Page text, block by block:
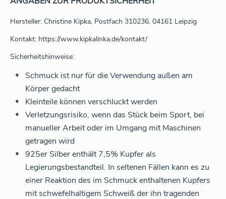
Hersteller: Christine Kipka, Postfach 310236, 04161 Leipzig
Kontakt: https://www.kipkalinka.de/kontakt/
Sicherheitshinweise:
Schmuck ist nur für die Verwendung außen am
Körper gedacht
Kleinteile können verschluckt werden
Verletzungsrisiko, wenn das Stück beim Sport, bei
manueller Arbeit oder im Umgang mit Maschinen
getragen wird
925er Silber enthält 7,5% Kupfer als
Legierungsbestandteil. In seltenen Fällen kann es zu
einer Reaktion des im Schmuck enthaltenen Kupfers
mit schwefelhaltigem Schweiß der ihn tragenden